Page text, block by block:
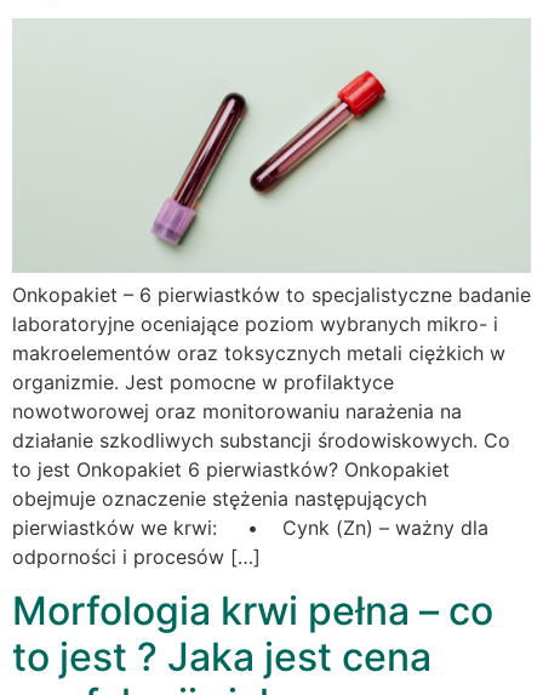
Onkopakiet – 6 pierwiastków to specjalistyczne badanie
laboratoryjne oceniające poziom wybranych mikro- i
makroelementów oraz toksycznych metali ciężkich w
organizmie. Jest pomocne w profilaktyce
nowotworowej oraz monitorowaniu narażenia na
działanie szkodliwych substancji środowiskowych. Co
to jest Onkopakiet 6 pierwiastków? Onkopakiet
obejmuje oznaczenie stężenia następujących
pierwiastków we krwi: • Cynk (Zn) – ważny dla
odporności i procesów […]
Morfologia krwi pełna – co
to jest ? Jaka jest cena